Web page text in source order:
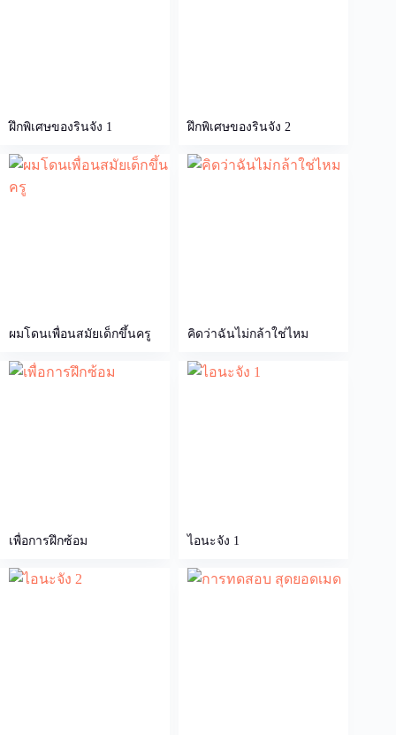
ฝึกพิเศษของรินจัง 1 ฝึกพิเศษของรินจัง 2
ผมโดนเพื่อนสมัยเด็กขึ้นครู คิดว่าฉันไม่กล้าใช่ไหม
เพื่อการฝึกซ้อม ไอนะจัง 1